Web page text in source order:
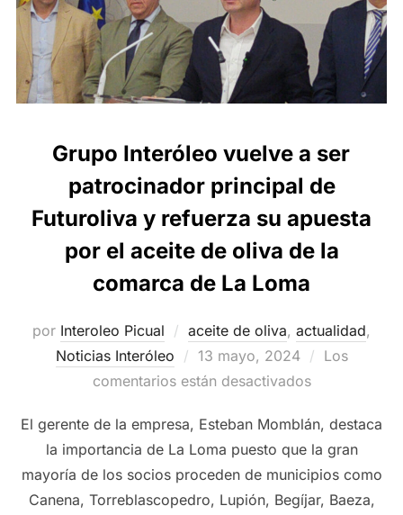
Grupo Interóleo vuelve a ser
patrocinador principal de
Futuroliva y refuerza su apuesta
por el aceite de oliva de la
comarca de La Loma
por Interoleo Picual aceite de oliva, actualidad,
Noticias Interóleo
Publicado
el
13 mayo, 2024
Los
comentarios están desactivados
El gerente de la empresa, Esteban Momblán, destaca
la importancia de La Loma puesto que la gran
mayoría de los socios proceden de municipios como
Canena, Torreblascopedro, Lupión, Begíjar, Baeza,